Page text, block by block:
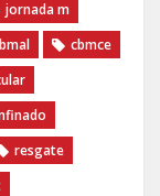
jornada m
cbmce
resgate